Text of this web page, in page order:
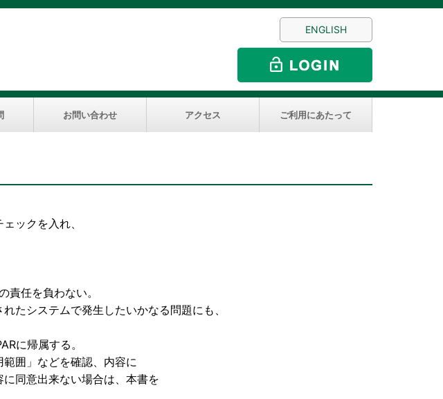
ENGLISH
お問い合わせ アクセス ご利用にあたって
ックを入れ、
任を負わない。
ムで発生したいかなる問題にも、
に帰属する。
囲」などを確認、内容に
来ない場合は、本書を